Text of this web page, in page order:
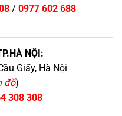
/ 0977 602 688
NỘI:
Giấy, Hà Nội
đồ)
308 308